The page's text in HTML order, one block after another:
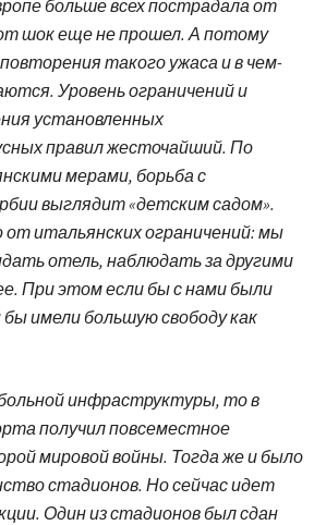
больше всех пострадала от
шок еще не прошел. А потому
такого ужаса и в чем-
Уровень ограничений и
установленных
правил жесточайший. По
мерами, борьба с
выглядит «детским садом».
итальянских ограничений: мы
отель, наблюдать за другими
При этом если бы с нами были
имели большую свободу как
инфраструктуры, то в
получил повсеместное
мировой войны. Тогда же и было
стадионов. Но сейчас идет
Один из стадионов был сдан